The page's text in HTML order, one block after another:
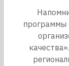
программы